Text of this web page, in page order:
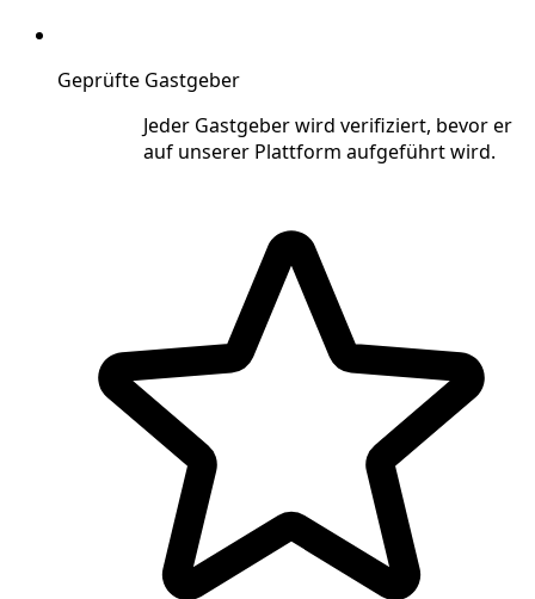
Geprüfte Gastgeber
Jeder Gastgeber wird verifiziert, bevor er
auf unserer Plattform aufgeführt wird.